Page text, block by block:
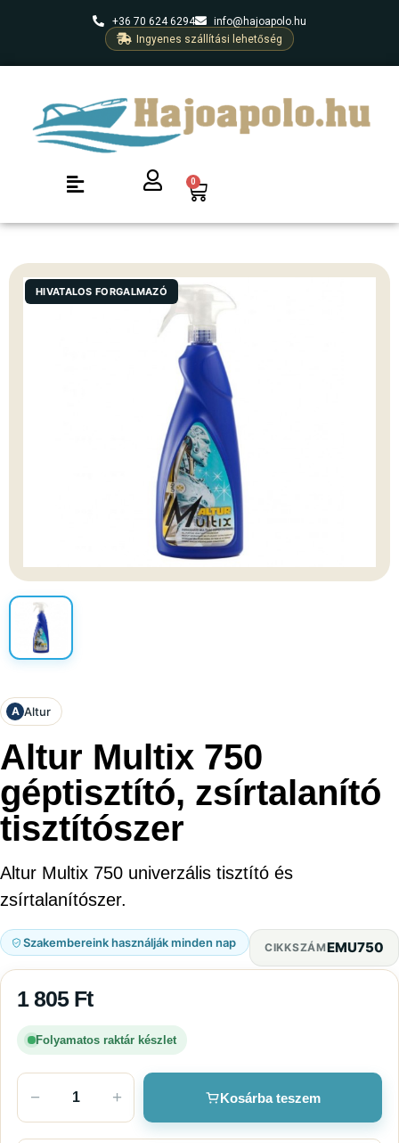
+36 70 624 6294
info@hajoapolo.hu
Ingyenes szállítási lehetőség
0
HIVATALOS FORGALMAZÓ
A Altur
Altur Multix 750
géptisztító, zsírtalanító
tisztítószer
Altur Multix 750 univerzális tisztító és
zsírtalanítószer.
Szakembereink használják minden nap CIKKSZÁMEMU750
1 805 Ft
Folyamatos raktár készlet
− + Kosárba teszem